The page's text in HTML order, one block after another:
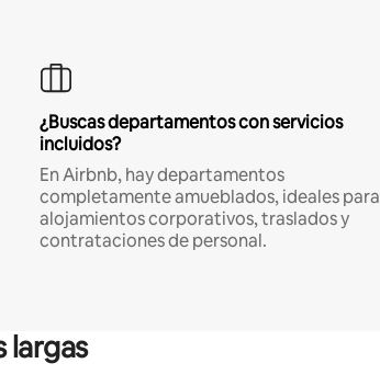
¿Buscas departamentos con servicios
incluidos?
En Airbnb, hay departamentos
completamente amueblados, ideales para
alojamientos corporativos, traslados y
contrataciones de personal.
largas